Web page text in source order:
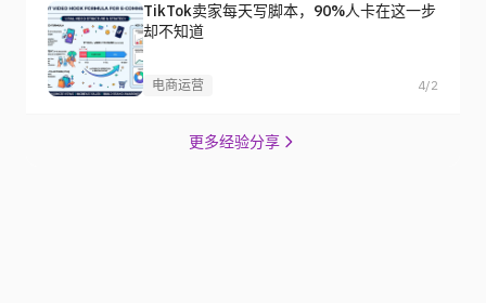
TikTok卖家每天写脚本，90%人卡在这一步
却不知道
电商运营 4/2
更多经验分享